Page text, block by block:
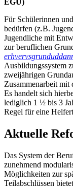
EGU)
Für Schülerinnen
bedürfen (z.B.
Jugendliche mit
zur beruflichen
Ausbildungssystem
zweijährigen
Zusammenarbeit
Es handelt sich
lediglich 1 ½ bis 3
Regel für eine
Aktuelle
Das System der
zunehmend
Möglichkeiten zur
Teilabschlüssen